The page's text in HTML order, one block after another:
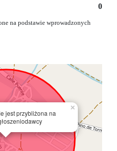
0
na podstawie wprowadzonych
jest przybliżona na
×